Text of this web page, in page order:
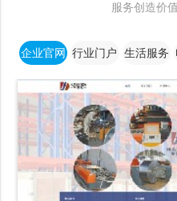
服务创造价
企业官网 行业门户 生活服务